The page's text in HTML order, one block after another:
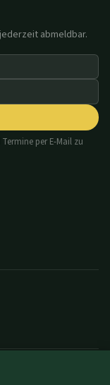
abmeldbar.
per E-Mail zu